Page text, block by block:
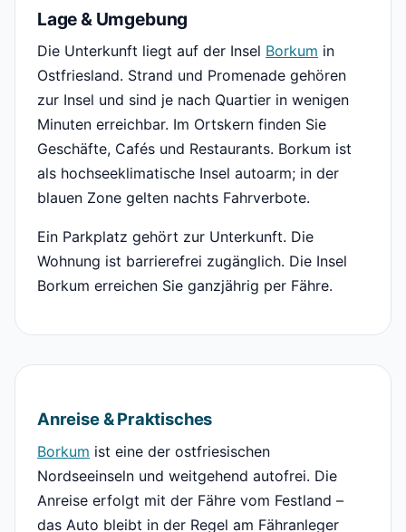
Lage & Umgebung
Die Unterkunft liegt auf der Insel Borkum in
Ostfriesland. Strand und Promenade gehören
zur Insel und sind je nach Quartier in wenigen
Minuten erreichbar. Im Ortskern finden Sie
Geschäfte, Cafés und Restaurants. Borkum ist
als hochseeklimatische Insel autoarm; in der
blauen Zone gelten nachts Fahrverbote.
Ein Parkplatz gehört zur Unterkunft. Die
Wohnung ist barrierefrei zugänglich. Die Insel
Borkum erreichen Sie ganzjährig per Fähre.
Anreise & Praktisches
Borkum ist eine der ostfriesischen
Nordseeinseln und weitgehend autofrei. Die
Anreise erfolgt mit der Fähre vom Festland –
das Auto bleibt in der Regel am Fähranleger